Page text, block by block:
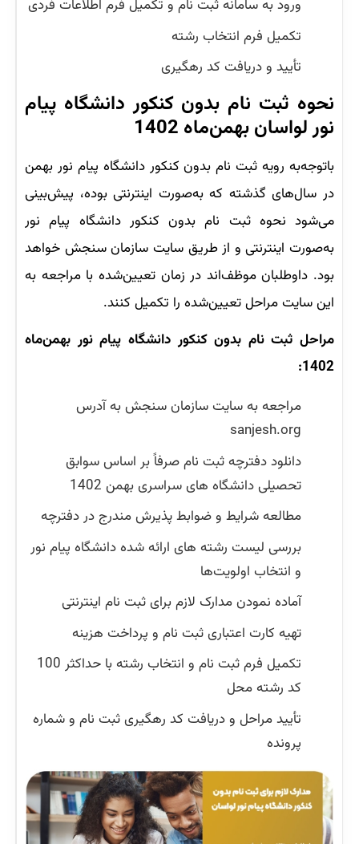
ورود به سامانه ثبت نام و تکمیل فرم اطلاعات فردی
تکمیل فرم انتخاب رشته
تأیید و دریافت کد رهگیری
نحوه ثبت نام بدون کنکور دانشگاه پیام
نور لواسان بهمن‌ماه 1402
باتوجه‌به رویه ثبت نام بدون کنکور دانشگاه پیام نور بهمن
در سال‌های گذشته که به‌صورت اینترنتی بوده، پیش‌بینی
می‌شود نحوه ثبت نام بدون کنکور دانشگاه پیام نور
به‌صورت اینترنتی و از طریق سایت سازمان سنجش خواهد
بود. داوطلبان موظف‌اند در زمان تعیین‌شده با مراجعه به
این سایت مراحل تعیین‌شده را تکمیل کنند.
مراحل ثبت نام بدون کنکور دانشگاه پیام نور بهمن‌ماه
1402:
مراجعه به سایت سازمان سنجش به آدرس
sanjesh.org
دانلود دفترچه ثبت نام صرفاً بر اساس سوابق
تحصیلی دانشگاه های سراسری بهمن 1402
مطالعه شرایط و ضوابط پذیرش مندرج در دفترچه
بررسی لیست رشته های ارائه شده دانشگاه پیام نور
و انتخاب اولویت‌ها
آماده نمودن مدارک لازم برای ثبت نام اینترنتی
تهیه کارت اعتباری ثبت نام و پرداخت هزینه
تکمیل فرم ثبت نام و انتخاب رشته با حداکثر 100
کد رشته محل
تأیید مراحل و دریافت کد رهگیری ثبت نام و شماره
پرونده